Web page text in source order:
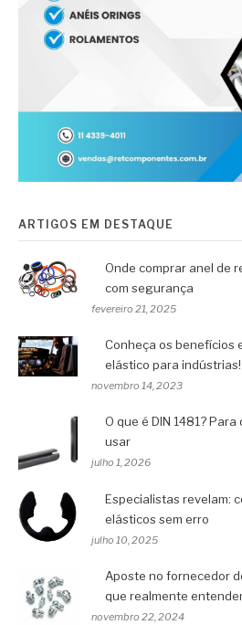
ARTIGOS EM DESTAQUE
Onde comprar anel de
com segurança
fevereiro 21, 2025
Conheça os benefícios
elástico para indústrias!
novembro 14, 2023
O que é DIN 1481?
usar
julho 1, 2026
Especialistas revelam:
elásticos sem erro
julho 10, 2025
Aposte no fornecedor
que realmente
novembro 22, 2024